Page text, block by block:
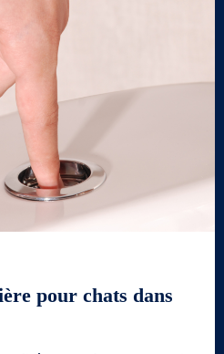
pour chats dans